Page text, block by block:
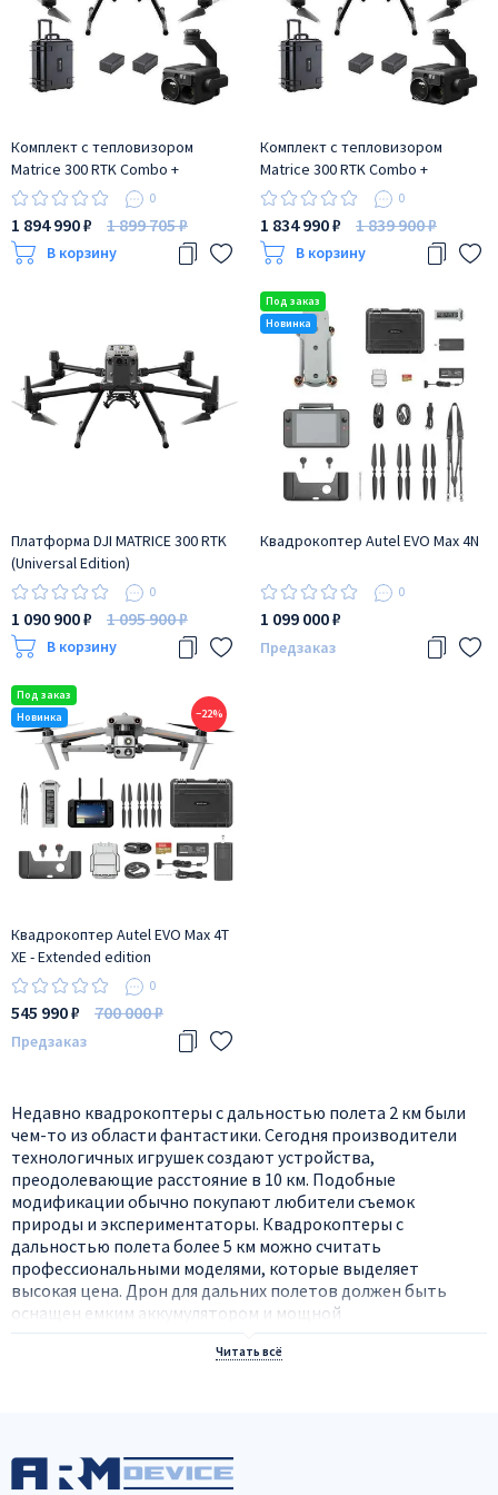
Комплект с тепловизором
Matrice 300 RTK Combo +
Zenmuse H20T
0
1 894 990 ₽ 1 899 705 ₽
В корзину
Комплект с тепловизором
Matrice 300 RTK Combo +
Zenmuse H20N
0
1 834 990 ₽ 1 839 900 ₽
В корзину
Платформа DJI MATRICE 300 RTK
(Universal Edition)
0
1 090 900 ₽ 1 095 900 ₽
В корзину
Квадрокоптер Autel EVO Max 4N
0
1 099 000 ₽
Предзаказ
−22%
Квадрокоптер Autel EVO Max 4T
XE - Extended edition
0
545 990 ₽ 700 000 ₽
Предзаказ
Недавно квадрокоптеры с дальностью полета 2 км были
чем-то из области фантастики. Сегодня производители
технологичных игрушек создают устройства,
преодолевающие расстояние в 10 км. Подобные
модификации обычно покупают любители съемок
природы и экспериментаторы. Квадрокоптеры с
дальностью полета более 5 км можно считать
профессиональными моделями, которые выделяет
высокая цена. Дрон для дальних полетов должен быть
оснащен емким аккумулятором и мощной
радиоаппаратурой. Это позволит поддерживать связь с
техникой на большом расстоянии.
Дроны с большой дальностью полёта имеют как плюсы,